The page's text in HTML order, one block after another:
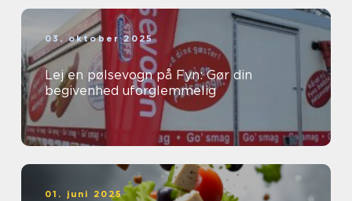
03. oktober 2025
Lej en pølsevogn på Fyn: Gør din
begivenhed uforglemmelig
01. juni 2025